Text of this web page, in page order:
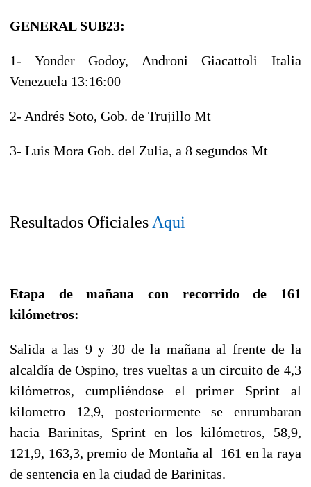
GENERAL SUB23:
1- Yonder Godoy, Androni Giacattoli Italia
Venezuela 13:16:00
2- Andrés Soto, Gob. de Trujillo Mt
3- Luis Mora Gob. del Zulia, a 8 segundos Mt
Resultados Oficiales Aqui
Etapa de mañana con recorrido de 161
kilómetros:
Salida a las 9 y 30 de la mañana al frente de la
alcaldía de Ospino, tres vueltas a un circuito de 4,3
kilómetros, cumpliéndose el primer Sprint al
kilometro 12,9, posteriormente se enrumbaran
hacia Barinitas, Sprint en los kilómetros, 58,9,
121,9, 163,3, premio de Montaña al 161 en la raya
de sentencia en la ciudad de Barinitas.